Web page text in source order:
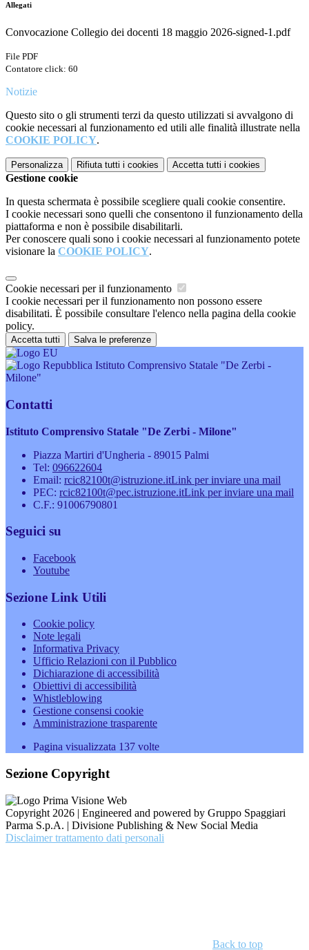
Allegati
Convocazione Collegio dei docenti 18 maggio 2026-signed-1.pdf
File PDF
Contatore click: 60
Notizie
Questo sito o gli strumenti terzi da questo utilizzati si avvalgono di
cookie necessari al funzionamento ed utili alle finalità illustrate nella
COOKIE POLICY.
Personalizza Rifiuta tutti i cookies Accetta tutti i cookies
Gestione cookie
In questa schermata è possibile scegliere quali cookie consentire.
I cookie necessari sono quelli che consentono il funzionamento della
piattaforma e non è possibile disabilitarli.
Per conoscere quali sono i cookie necessari al funzionamento potete
visionare la COOKIE POLICY.
Cookie necessari per il funzionamento
I cookie necessari per il funzionamento non possono essere
disabilitati. È possibile consultare l'elenco nella pagina della cookie
policy.
Accetta tutti Salva le preferenze
Istituto Comprensivo Statale "De Zerbi -
Milone"
Contatti
Istituto Comprensivo Statale "De Zerbi - Milone"
Piazza Martiri d'Ungheria - 89015 Palmi
Tel: 096622604
Email: rcic82100t@istruzione.itLink per inviare una mail
PEC: rcic82100t@pec.istruzione.itLink per inviare una mail
C.F.: 91006790801
Seguici su
Facebook
Youtube
Sezione Link Utili
Cookie policy
Note legali
Informativa Privacy
Ufficio Relazioni con il Pubblico
Dichiarazione di accessibilità
Obiettivi di accessibilità
Whistleblowing
Gestione consensi cookie
Amministrazione trasparente
Pagina visualizzata 137 volte
Sezione Copyright
Copyright 2026 | Engineered and powered by Gruppo Spaggiari
Parma S.p.A. | Divisione Publishing & New Social Media
Disclaimer trattamento dati personali
Back to top